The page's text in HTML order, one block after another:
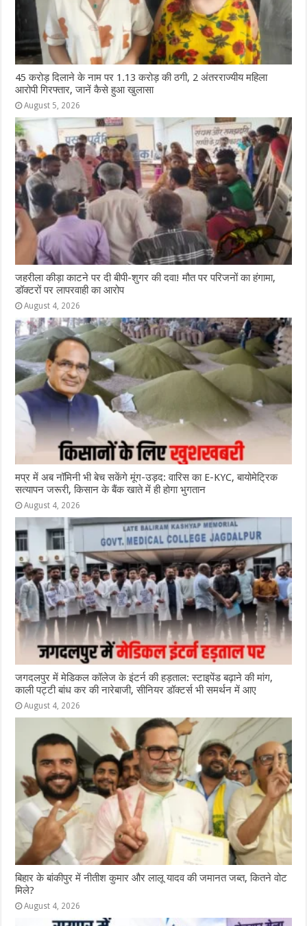
45 करोड़ दिलाने के नाम पर 1.13 करोड़ की ठगी, 2 अंतरराज्यीय महिला
आरोपी गिरफ्तार, जानें कैसे हुआ खुलासा
August 5, 2026
जहरीला कीड़ा काटने पर दी बीपी-शुगर की दवा! मौत पर परिजनों का हंगामा,
डॉक्टरों पर लापरवाही का आरोप
August 4, 2026
मप्र में अब नॉमिनी भी बेच सकेंगे मूंग-उड़द: वारिस का E-KYC, बायोमेट्रिक
सत्यापन जरूरी, किसान के बैंक खाते में ही होगा भुगतान
August 4, 2026
जगदलपुर में मेडिकल कॉलेज के इंटर्न की हड़ताल: स्टाइपेंड बढ़ाने की मांग,
काली पट्टी बांध कर की नारेबाजी, सीनियर डॉक्टर्स भी समर्थन में आए
August 4, 2026
ब‍िहार के बांकीपुर में न‍ीतीश कुमार और लालू यादव की जमानत जब्‍त, कितने वोट
मिले?
August 4, 2026